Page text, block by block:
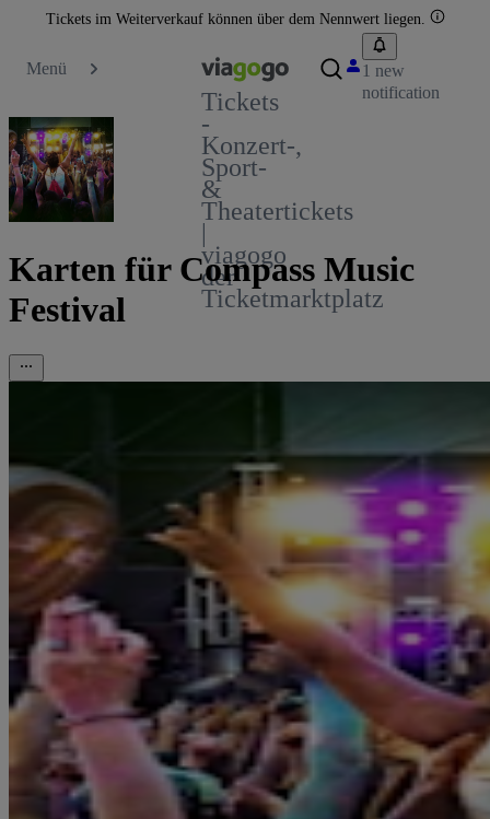
Tickets im Weiterverkauf können über dem Nennwert liegen.
Menü
Tickets
-
Konzert-,
Sport-
&
Theatertickets
|
viagogo
der
Ticketmarktplatz
1 new
notification
Karten für Compass Music
Festival